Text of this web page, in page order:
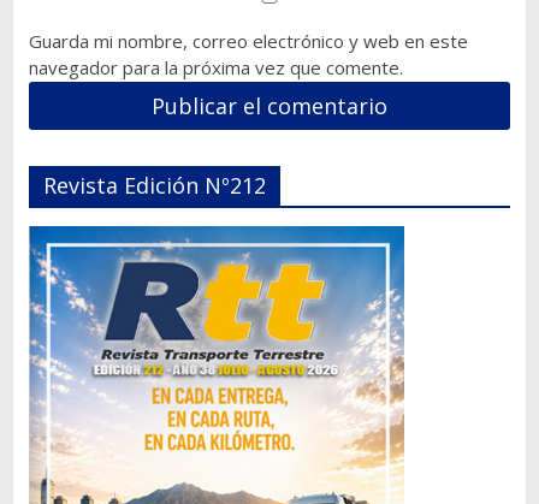
Guarda mi nombre, correo electrónico y web en este
navegador para la próxima vez que comente.
Revista Edición Nº212